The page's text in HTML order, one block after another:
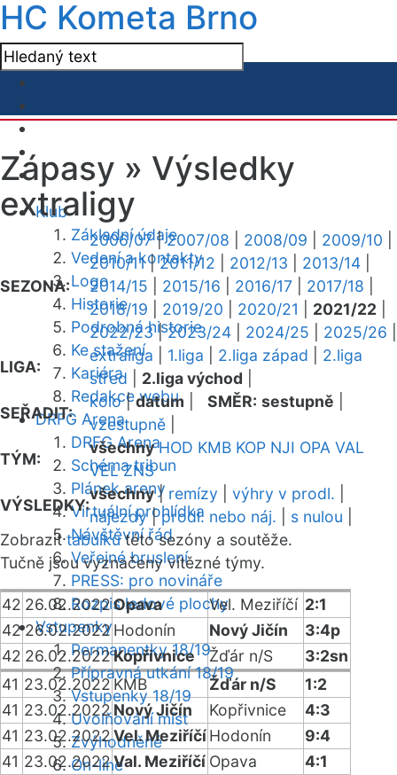
HC Kometa Brno
Klub
Základní údaje
Vedení a kontakty
Logo
Historie
Podrobná historie
Ke stažení
Kariéra
Redakce webu
DRFG Arena
DRFG Arena
Schéma tribun
Plánek areny
Virtuální prohlídka
Návštěvní řád
Veřejné bruslení
PRESS: pro novináře
Rozpis ledové plochy
Vstupenky
Permanentky 18/19
Přípravná utkání 18/19
Vstupenky 18/19
Uvolňování míst
Zvýhodněné
On-line
Zápasy » Výsledky
extraligy
SEZONA:
2006/07|2007/08 2008/09 2009/10
2010/11|2011/12 2012/13 2013/14
2014/15
2015/16 2016/17 2017/18
2018/19
2019/20 2020/21 2021/22
2022/23|2023/24 2024/25 2025/26
LIGA:
extraliga 1.liga 2.liga západ
2.liga
střed
2.liga východ
SEŘADIT:
kolo|datum SMĚR: sestupně
vzestupně
TÝM:
všechny HOD KMB KOP NJI OPA VAL
VEL ZNS
VÝSLEDKY:
všechny| remízy výhry v prodl.
nájezdy|prodl. nebo náj. s nulou
Zobrazittabulkutéto sezóny a soutěže.
Tučně jsou vyznačeny vítězné týmy.
42 26.02.2022Opava Vel. Meziříčí 2:1
42 26.02.2022Hodonín Nový Jičín
3:4p
42 26.02.2022Kopřivnice Žďár n/S
3:2sn
41 23.02.2022KMB Žďár n/S
1:2
41 23.02.2022Nový Jičín Kopřivnice
4:3
41 23.02.2022Vel. MeziříčíHodonín
9:4
41 23.02.2022Val. Meziříčí Opava
4:1